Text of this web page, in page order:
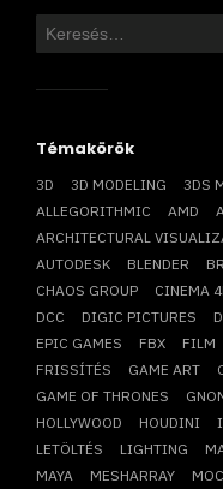
Keresés:
Témakörök
3D 3D MODELING 3DS
ALLEGORITHMIC
AMD
ARCHITECTURAL
AUTODESK
BLENDER
CHAOS GROUP
CINEMA
DCC
DIGIC PICTURES
EPIC GAMES
FBX FILM
FRISSÍTÉS
GAME ART
GAME OF THRONES
HOLLYWOOD
HOUDINI
LETÖLTÉS
LIGHTING
MAYA
MESHARRAY